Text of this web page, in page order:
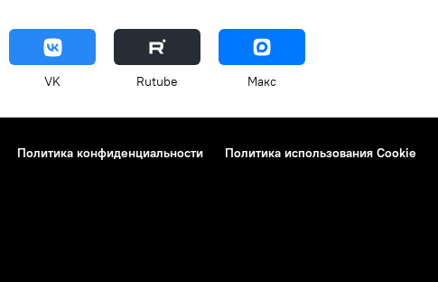
VK Rutube Макс
Политика конфиденциальности Политика использования Cookie